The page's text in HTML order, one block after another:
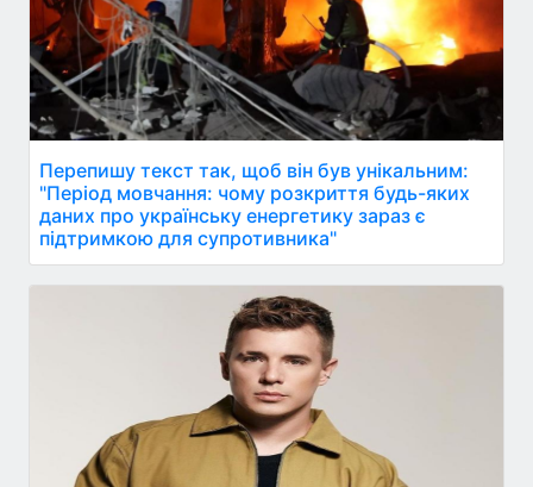
Перепишу текст так, щоб він був унікальним:
"Період мовчання: чому розкриття будь-яких
даних про українську енергетику зараз є
підтримкою для супротивника"